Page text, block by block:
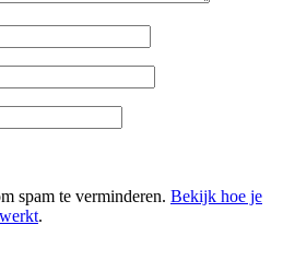
spam te verminderen. Bekijk hoe je
.